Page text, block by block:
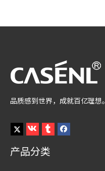
品质感到世界，成就百亿理想。
产品分类